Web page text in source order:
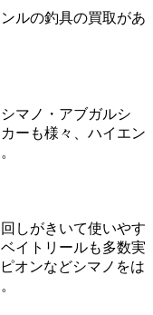
ルの釣具の買取があ
マノ・アブガルシ
ーも様々、ハイエン
しがきいて使いやす
イトリールも多数実
オンなどシマノをは